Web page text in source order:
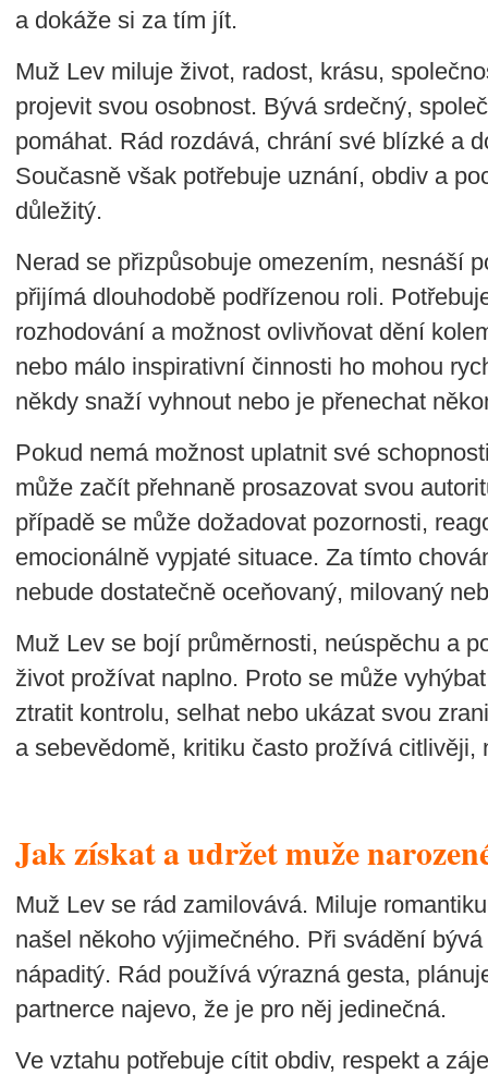
a dokáže si za tím jít.
Muž Lev miluje život, radost, krásu,
projevit svou osobnost. Bývá srdečný,
pomáhat. Rád rozdává, chrání své blízké a
Současně však potřebuje uznání, obdiv a
důležitý.
Nerad se přizpůsobuje omezením, nesnáší
přijímá dlouhodobě podřízenou roli.
rozhodování a možnost ovlivňovat dění
nebo málo inspirativní činnosti ho mohou
někdy snaží vyhnout nebo je přenechat
Pokud nemá možnost uplatnit své
může začít přehnaně prosazovat svou
případě se může dožadovat pozornosti,
emocionálně vypjaté situace. Za tímto
nebude dostatečně oceňovaný, milovaný
Muž Lev se bojí průměrnosti, neúspěchu a
život prožívat naplno. Proto se může
ztratit kontrolu, selhat nebo ukázat svou
a sebevědomě, kritiku často prožívá citlivěji,
Jak získat a udržet muže
Muž Lev se rád zamilovává. Miluje
našel někoho výjimečného. Při svádění
nápaditý. Rád používá výrazná gesta,
partnerce najevo, že je pro něj jedinečná.
Ve vztahu potřebuje cítit obdiv, respekt a